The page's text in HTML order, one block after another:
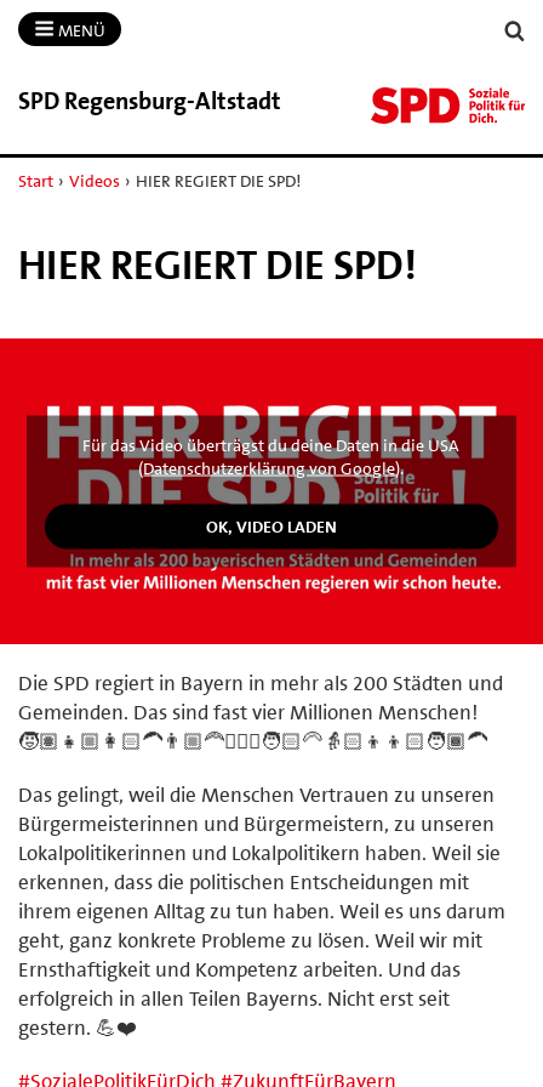
MENÜ
SPD Regensburg-​Altstadt
Start › Videos › HIER REGIERT DIE SPD!
HIER REGIERT DIE SPD!
Für das Video überträgst du deine Daten in die USA
(Datenschutzerklärung von Google).
Die SPD regiert in Bayern in mehr als 200 Städten und
Gemeinden. Das sind fast vier Millionen Menschen!
🧒🏽👧🏼👩🏻‍🦱👨🏼‍🦰🧔🏼‍♂️🧑🏻‍🦳👵🏻👦👦🏻🧑🏾‍🦱
Das gelingt, weil die Menschen Vertrauen zu unseren
Bürgermeisterinnen und Bürgermeistern, zu unseren
Lokalpolitikerinnen und Lokalpolitikern haben. Weil sie
erkennen, dass die politischen Entscheidungen mit
ihrem eigenen Alltag zu tun haben. Weil es uns darum
geht, ganz konkrete Probleme zu lösen. Weil wir mit
Ernsthaftigkeit und Kompetenz arbeiten. Und das
erfolgreich in allen Teilen Bayerns. Nicht erst seit
gestern. 💪❤️
#SozialePolitikFürDich #ZukunftFürBayern